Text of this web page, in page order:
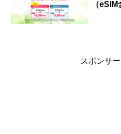
（
スポンサ